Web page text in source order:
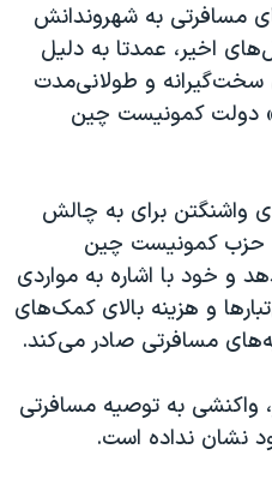
مسافرتی به شهروندانش
اخیر، عمدتا به دلیل
و طولانی‌مدت
دولت کمونیست چین
واشنگتن برای به چالش
کمونیست چین
و خود با اشاره به مواردی
و هزینه بالای کمک‌های
مسافرتی صادر می‌کند.
واکنشی به توصیه مسافرتی
نشان نداده است.